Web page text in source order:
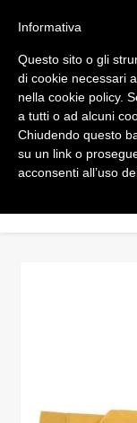
Informativa
Questo sito o gli
di cookie necessari
nella cookie policy.
a tutti o ad alcuni
Chiudendo questo
su un link o
acconsenti all’uso